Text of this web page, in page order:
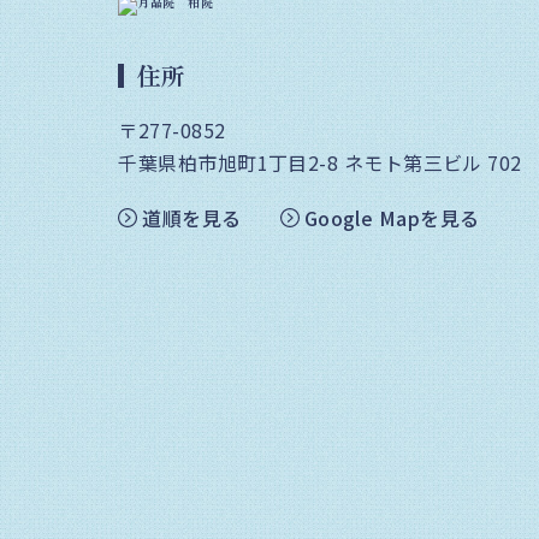
住所
〒277-0852
千葉県柏市旭町1丁目2-8 ネモト第三ビル 702
道順を見る
Google Mapを見る